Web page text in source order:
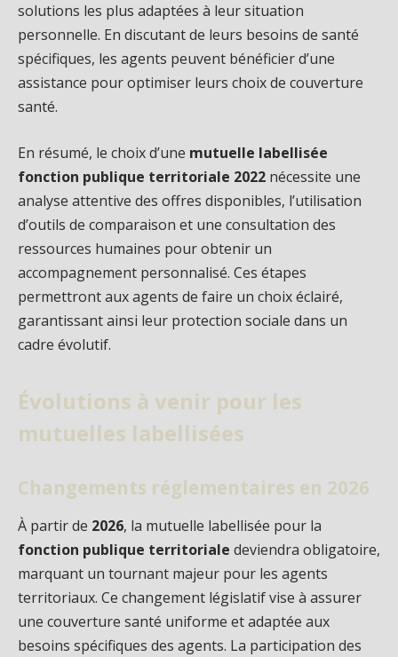
solutions les plus adaptées à leur situation
personnelle. En discutant de leurs besoins de santé
spécifiques, les agents peuvent bénéficier d’une
assistance pour optimiser leurs choix de couverture
santé.
En résumé, le choix d’une mutuelle labellisée
fonction publique territoriale 2022 nécessite une
analyse attentive des offres disponibles, l’utilisation
d’outils de comparaison et une consultation des
ressources humaines pour obtenir un
accompagnement personnalisé. Ces étapes
permettront aux agents de faire un choix éclairé,
garantissant ainsi leur protection sociale dans un
cadre évolutif.
Évolutions à venir pour les
mutuelles labellisées
Changements réglementaires en 2026
À partir de 2026, la mutuelle labellisée pour la
fonction publique territoriale deviendra obligatoire,
marquant un tournant majeur pour les agents
territoriaux. Ce changement législatif vise à assurer
une couverture santé uniforme et adaptée aux
besoins spécifiques des agents. La participation des